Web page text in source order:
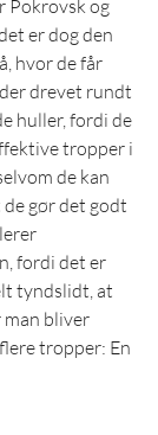
Pokrovsk og
er dog den
hvor de får
drevet rundt
huller, fordi de
tropper i
de kan
gør det godt
fordi det er
tyndslidt, at
bliver
tropper: En